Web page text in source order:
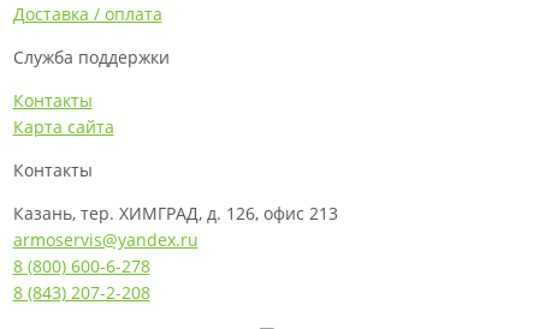
Доставка / оплата
Служба поддержки
Контакты
Карта сайта
Контакты
Казань, тер. ХИМГРАД, д. 126, офис 213
armoservis@yandex.ru
8 (800) 600-6-278
8 (843) 207-2-208